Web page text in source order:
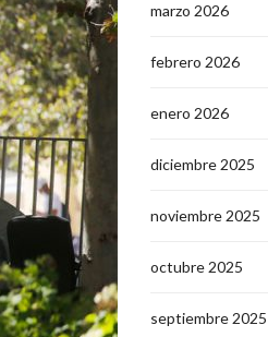
marzo 2026
febrero 2026
enero 2026
diciembre 2025
noviembre 2025
octubre 2025
septiembre 2025